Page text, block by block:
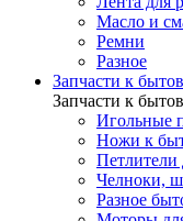
Масло и
Ремни
Разное
Запчасти к
Запчасти к
Игольные
Ножи к
Челноки,
Разное